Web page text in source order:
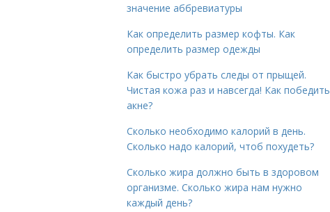
значение аббревиатуры
Как определить размер кофты. Как
определить размер одежды
Как быстро убрать следы от прыщей.
Чистая кожа раз и навсегда! Как победить
акне?
Сколько необходимо калорий в день.
Сколько надо калорий, чтоб похудеть?
Сколько жира должно быть в здоровом
организме. Сколько жира нам нужно
каждый день?